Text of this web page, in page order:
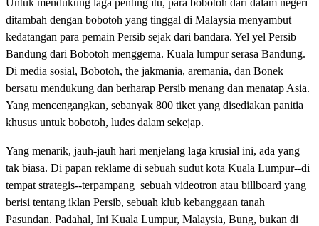
ditambah dengan bobotoh yang tinggal di Malaysia menyambut
kedatangan para pemain Persib sejak dari bandara. Yel yel Persib
Bandung dari Bobotoh menggema. Kuala lumpur serasa Bandung.
Di media sosial, Bobotoh, the jakmania, aremania, dan Bonek
bersatu mendukung dan berharap Persib menang dan menatap Asia.
Yang mencengangkan, sebanyak 800 tiket yang disediakan panitia
khusus untuk bobotoh, ludes dalam sekejap.
Yang menarik, jauh-jauh hari menjelang laga krusial ini, ada yang
tak biasa. Di papan reklame di sebuah sudut kota Kuala Lumpur--di
tempat strategis--terpampang sebuah videotron atau billboard yang
berisi tentang iklan Persib, sebuah klub kebanggaan tanah
Pasundan. Padahal, Ini Kuala Lumpur, Malaysia, Bung, bukan di